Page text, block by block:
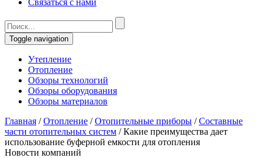
Связаться с нами
Toggle navigation
Утепление
Отопление
Обзоры технологий
Обзоры оборудования
Обзоры материалов
Главная /Отопление /Отопительные приборы /Составные
части отопительных систем /Какие преимущества дает
использование буферной емкости для отопления
Новости компаний